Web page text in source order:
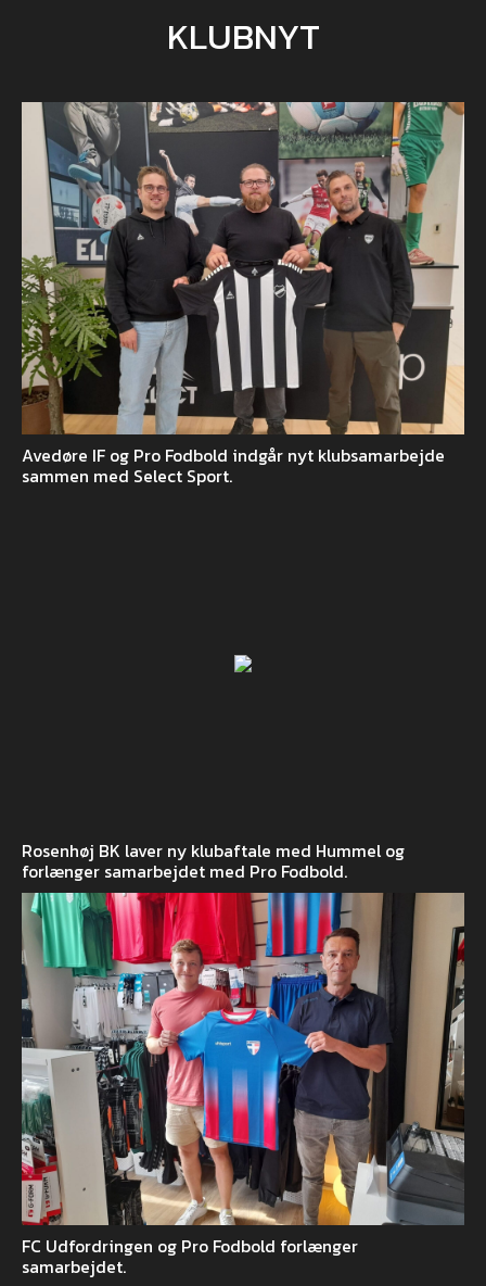
KLUBNYT
Avedøre IF og Pro Fodbold indgår nyt klubsamarbejde
sammen med Select Sport.
Rosenhøj BK laver ny klubaftale med Hummel og
forlænger samarbejdet med Pro Fodbold.
FC Udfordringen og Pro Fodbold forlænger
samarbejdet.